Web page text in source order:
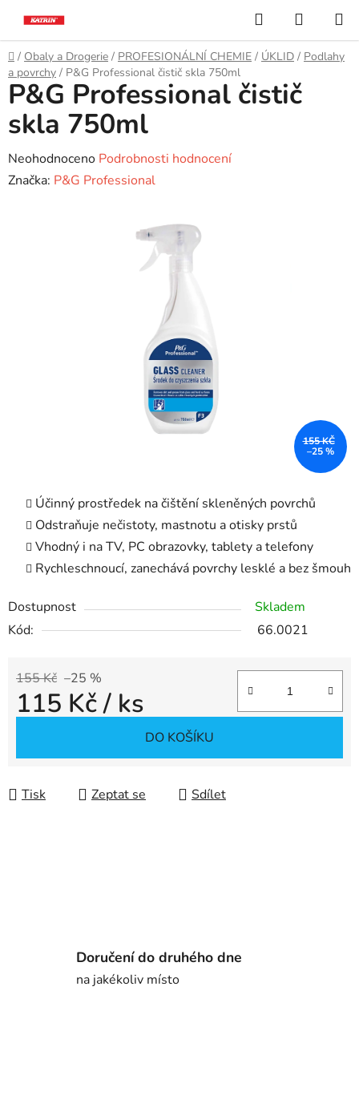
obsah
Hledat
KOŠÍK
Domů
/ Obaly a Drogerie / PROFESIONÁLNÍ CHEMIE / ÚKLID / Podlahy
a povrchy / P&G Professional čistič skla 750ml
Účinný prostředek na čištění skleněných povrchů
Odstraňuje nečistoty, mastnotu a otisky prstů
Vhodný i na TV, PC obrazovky, tablety a telefony
Rychleschnoucí, zanechává povrchy lesklé a bez šmouh
Dostupnost
Skladem
Kód:
66.0021
155 Kč –25 %
115 Kč/ ks
DO KOŠÍKU
Tisk Zeptat se Sdílet
P&G Professional čistič
skla 750ml
Průměrné
hodnocení
Neohodnoceno Podrobnosti hodnocení
Značka: P&G Professional
155 KČ
–25 %
Doručení do druhého dne
na jakékoliv místo